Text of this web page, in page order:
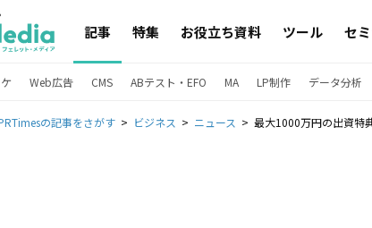
記事 特集 お役立ち資料 ツール セ
Web広告 CMS ABテスト・EFO MA LP制作 データ分析
の記事をさがす ビジネス ニュース 最大1000万円の出資特